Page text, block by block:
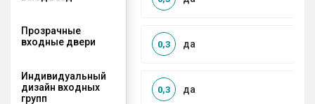
Прозрачные
входные двери
да
0,3
Индивидуальный
дизайн входных
групп
да
0,3